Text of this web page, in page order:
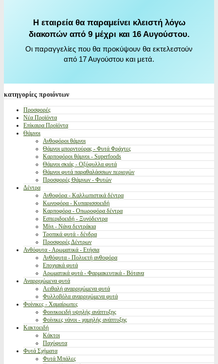
Η εταιρεία θα παραμείνει κλειστή λόγω
διακοπών από 9 μέχρι και 16 Αυγούστου.
Οι παραγγελίες που θα προκύψουν θα εκτελεστούν
από 17 Αυγούστου και μετά.
κατηγορίες προιόντων
Προσφορές
Νέα Προϊόντα
Επίκαιρα Προϊόντα
Θάμνοι
Ανθοφόροι θάμνοι
Θάμνοι μπορντούρας - Φυτά Φράχτες
Καρποφόροι θάμνοι - Superfoods
Θάμνοι σκιάς - Οξύφυλλα φυτά
Θάμνοι φυτά παραθαλάσσιων περιοχών
Προσφορές Θάμνων - Φυτών
Δέντρα
Ανθοφόρα - Καλλωπιστικά δέντρα
Κωνοφόρα - Κυπαρισσοειδή
Καρποφόρα - Οπωροφόρα δέντρα
Εσπεριδοειδή - Ξυνόδεντρα
Μίνι - Νάνα δεντράκια
Τροπικά φυτά - δένδρα
Προσφορές Δέντρων
Ανθόφυτα - Αρωματικά - Ετήσια
Ανθόφυτα - Πολυετή ανθοφόρα
Εποχιακά φυτά
Αρωματικά φυτά - Φαρμακευτικά - Βότανα
Αναρριχώμενα φυτά
Αειθαλή αναρριχώμενα φυτά
Φυλλοβόλα αναρριχώμενα φυτά
Φοίνικες - Χαμαίρωπες
Φοινικοειδή υψηλής ανάπτυξης
Φοίνικες νάνοι - χαμηλής ανάπτυξης
Κακτοειδή
Κάκτοι
Παχύφυτα
Φυτά Σχήματα
Φυτά Μπάλες